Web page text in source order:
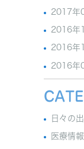
2017年
2016年
2016年
2016年
日々の
医療情